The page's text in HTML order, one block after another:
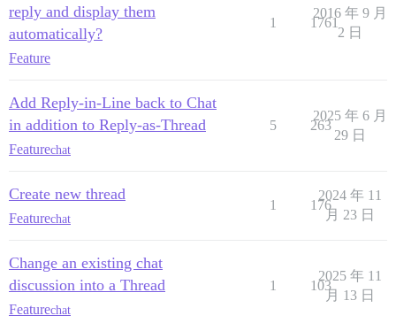
reply and display them
automatically?
Feature
1 1761
2016 年 9 月
2 日
Add Reply-in-Line back to Chat
in addition to Reply-as-Thread
Featurechat
5 263
2025 年 6 月
29 日
Create new thread
Featurechat
1 176
2024 年 11
月 23 日
Change an existing chat
discussion into a Thread
Featurechat
1 103
2025 年 11
月 13 日